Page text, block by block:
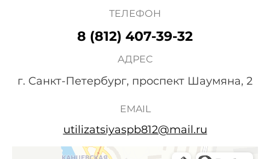
ТЕЛЕФОН
8 (812) 407-39-32
АДРЕС
г. Санкт-Петербург, проспект Шаумяна, 2
EMAIL
utilizatsiyaspb812@mail.ru